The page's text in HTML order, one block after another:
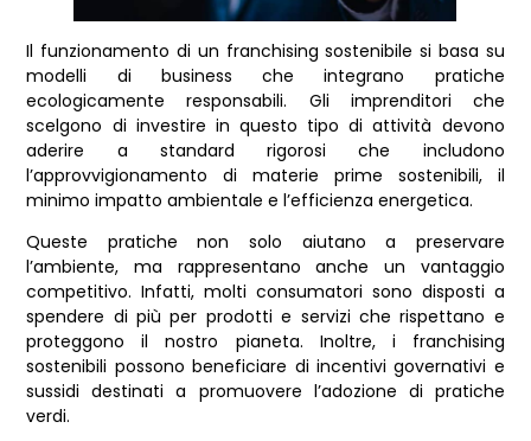
Il funzionamento di un franchising sostenibile si basa su
modelli di business che integrano pratiche
ecologicamente responsabili. Gli imprenditori che
scelgono di investire in questo tipo di attività devono
aderire a standard rigorosi che includono
l’approvvigionamento di materie prime sostenibili, il
minimo impatto ambientale e l’efficienza energetica.
Queste pratiche non solo aiutano a preservare
l’ambiente, ma rappresentano anche un vantaggio
competitivo. Infatti, molti consumatori sono disposti a
spendere di più per prodotti e servizi che rispettano e
proteggono il nostro pianeta. Inoltre, i franchising
sostenibili possono beneficiare di incentivi governativi e
sussidi destinati a promuovere l’adozione di pratiche
verdi.